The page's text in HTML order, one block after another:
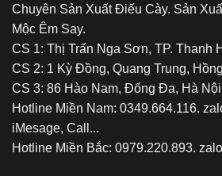
Chuyên Sản Xuất Điếu Cày. Sản
Mộc Êm Say.
CS 1: Thị Trấn Nga Sơn, TP. Thanh
CS 2: 1 Kỳ Đồng, Quang Trung,
CS 3: 86 Hào Nam, Đống Đa, Hà
Hotline Miền Nam: 0349.664.116.
iMesage, Call...
Hotline Miền Bắc: 0979.220.893.